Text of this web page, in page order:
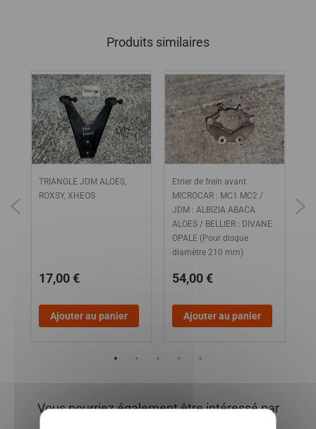
Produits similaires
TRIANGLE JDM ALOES,
ROXSY, XHEOS
17,00 €
Ajouter au panier
Etrier de frein avant
MICROCAR : MC1 MC2 /
JDM : ALBIZIA ABACA
ALOES / BELLIER : DIVANE
OPALE (Pour disque
diamètre 210 mm)
54,00 €
Ajouter au panier
Vous pourriez également être intéressé par